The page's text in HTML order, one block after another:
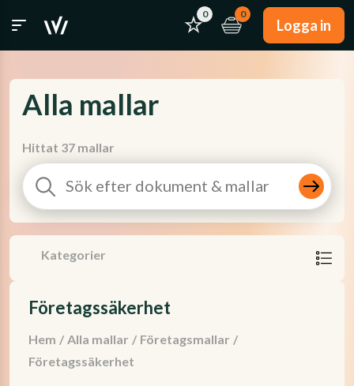
0 0
Logga in
Alla mallar
Hittat 37 mallar
Kategorier
Företagssäkerhet
Hem / Alla mallar / Företagsmallar /
Företagssäkerhet